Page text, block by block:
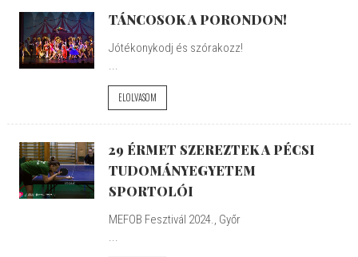
TÁNCOSOK A PORONDON!
Jótékonykodj és szórakozz!
...
ELOLVASOM
29 ÉRMET SZEREZTEK A PÉCSI
TUDOMÁNYEGYETEM
SPORTOLÓI
MEFOB Fesztivál 2024., Győr
...